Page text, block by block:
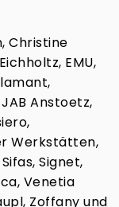
Christine
EMU,
Anstoetz,
Werkstätten,
Signet,
Venetia
Zoffany und